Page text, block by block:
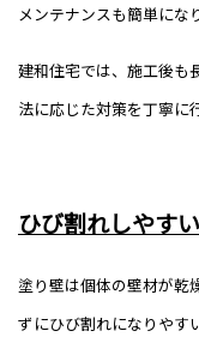
メンテナンスも簡単にな
建和住宅では、施工後も
法に応じた対策を丁寧に
ひび割れしやすい
塗り壁は個体の壁材が乾
ずにひび割れになりやす